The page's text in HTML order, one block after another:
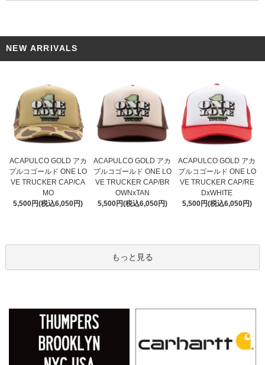
NEW ARRIVALS
ACAPULCO GOLD アカ
プルコゴールド ONE LO
VE TRUCKER CAP/CA
MO
5,500円(税込6,050円)
ACAPULCO GOLD アカ
プルコゴールド ONE LO
VE TRUCKER CAP/BR
OWNxTAN
5,500円(税込6,050円)
ACAPULCO GOLD アカ
プルコゴールド ONE LO
VE TRUCKER CAP/RE
DxWHITE
5,500円(税込6,050円)
もっと見る